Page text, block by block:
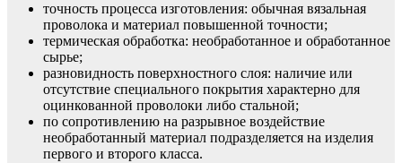
точность процесса изготовления: обычная вязальная
проволока и материал повышенной точности;
термическая обработка: необработанное и обработанное
сырье;
разновидность поверхностного слоя: наличие или
отсутствие специального покрытия характерно для
оцинкованной проволоки либо стальной;
по сопротивлению на разрывное воздействие
необработанный материал подразделяется на изделия
первого и второго класса.